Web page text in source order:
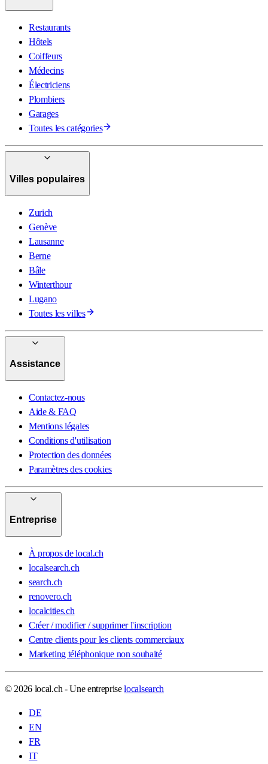
Restaurants
Hôtels
Coiffeurs
Médecins
Électriciens
Plombiers
Garages
Toutes les catégories
Villes populaires
Zurich
Genève
Lausanne
Berne
Bâle
Winterthour
Lugano
Toutes les villes
Assistance
Contactez-nous
Aide & FAQ
Mentions légales
Conditions d'utilisation
Protection des données
Paramètres des cookies
Entreprise
À propos de local.ch
localsearch.ch
search.ch
renovero.ch
localcities.ch
Créer / modifier / supprimer l'inscription
Centre clients pour les clients commerciaux
Marketing téléphonique non souhaité
© 2026 local.ch - Une entrepriselocalsearch
DE
EN
FR
IT